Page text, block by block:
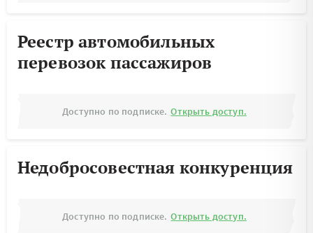
Реестр автомобильных
перевозок пассажиров
Доступно по подписке. Открыть доступ.
Недобросовестная конкуренция
Доступно по подписке. Открыть доступ.